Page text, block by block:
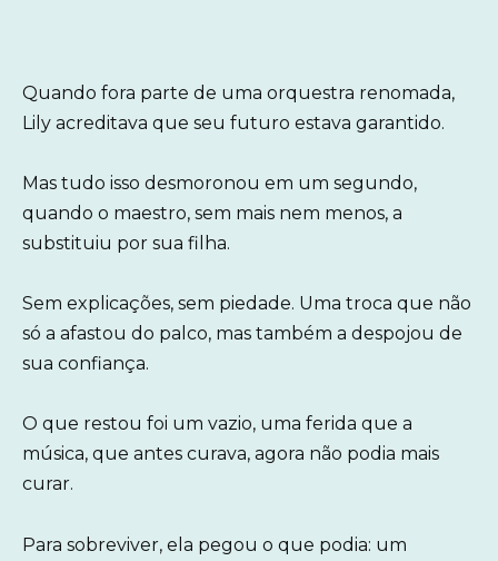
Quando fora parte de uma orquestra renomada,
Lily acreditava que seu futuro estava garantido.
Mas tudo isso desmoronou em um segundo,
quando o maestro, sem mais nem menos, a
substituiu por sua filha.
Sem explicações, sem piedade. Uma troca que não
só a afastou do palco, mas também a despojou de
sua confiança.
O que restou foi um vazio, uma ferida que a
música, que antes curava, agora não podia mais
curar.
Para sobreviver, ela pegou o que podia: um